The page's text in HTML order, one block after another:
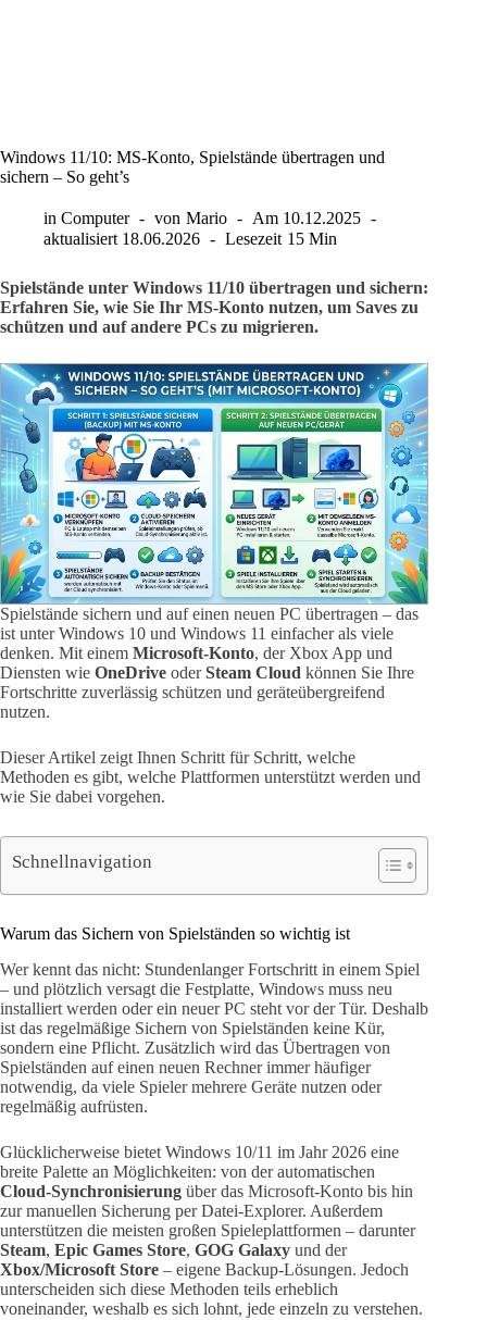
Windows 11/10: MS-Konto, Spielstände übertragen und
sichern – So geht’s
in Computer von Mario Am 10.12.2025
aktualisiert 18.06.2026 Lesezeit 15 Min
Spielstände unter Windows 11/10 übertragen und sichern:
Erfahren Sie, wie Sie Ihr MS-Konto nutzen, um Saves zu
schützen und auf andere PCs zu migrieren.
Spielstände sichern und auf einen neuen PC übertragen – das
ist unter Windows 10 und Windows 11 einfacher als viele
denken. Mit einem Microsoft-Konto, der Xbox App und
Diensten wie OneDrive oderSteam Cloud können Sie Ihre
Fortschritte zuverlässig schützen und geräteübergreifend
nutzen.
Dieser Artikel zeigt Ihnen Schritt für Schritt, welche
Methoden es gibt, welche Plattformen unterstützt werden und
wie Sie dabei vorgehen.
Schnellnavigation
Warum das Sichern von Spielständen so wichtig ist
Wer kennt das nicht: Stundenlanger Fortschritt in einem Spiel
– und plötzlich versagt die Festplatte, Windows muss neu
installiert werden oder ein neuer PC steht vor der Tür. Deshalb
ist das regelmäßige Sichern von Spielständen keine Kür,
sondern eine Pflicht. Zusätzlich wird das Übertragen von
Spielständen auf einen neuen Rechner immer häufiger
notwendig, da viele Spieler mehrere Geräte nutzen oder
regelmäßig aufrüsten.
Glücklicherweise bietet Windows 10/11 im Jahr 2026 eine
breite Palette an Möglichkeiten: von der automatischen
Cloud-Synchronisierung über das Microsoft-Konto bis hin
zur manuellen Sicherung per Datei-Explorer. Außerdem
unterstützen die meisten großen Spieleplattformen – darunter
Steam, Epic Games Store, GOG Galaxy und der
Xbox/Microsoft Store – eigene Backup-Lösungen. Jedoch
unterscheiden sich diese Methoden teils erheblich
voneinander, weshalb es sich lohnt, jede einzeln zu verstehen.